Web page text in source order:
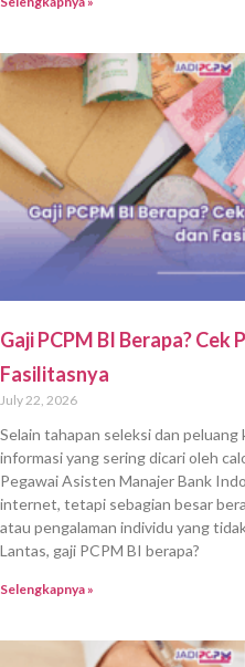
Gaji PCPM BI Berapa? Cek
Fasilitasnya
July 22, 2026
Selain tahapan seleksi dan
informasi yang sering dicari oleh
Pegawai Asisten Manajer Bank
internet, tetapi sebagian besar
atau pengalaman individu yang
Lantas, gaji PCPM BI berapa?
Selengkapnya »